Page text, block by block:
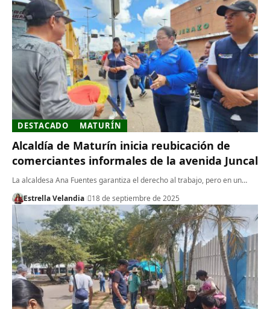
DESTACADO MATURÍN
Alcaldía de Maturín inicia reubicación de
comerciantes informales de la avenida Juncal
La alcaldesa Ana Fuentes garantiza el derecho al trabajo, pero en un…
Estrella Velandia
18 de septiembre de 2025